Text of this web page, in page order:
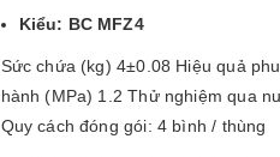
Kiểu: BC MFZ4
Sức chứa (kg) 4±0.08 Hiệu quả
hành (MPa) 1.2 Thử nghiệm qua
Quy cách đóng gói: 4 bình / thùng